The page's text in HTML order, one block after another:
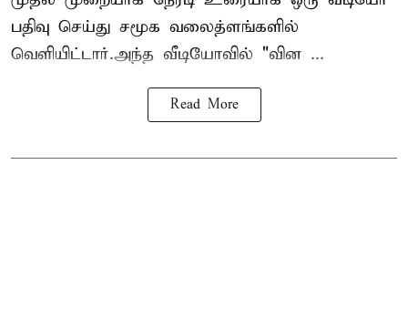
பதிவு செய்து சமூக வலைத்ளங்களில்
வெளியிட்டார்.அந்த வீடியோவில் "வின ...
Read More